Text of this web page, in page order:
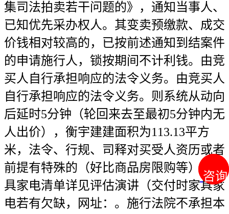
咨询
咨询
集司法拍卖若干问题的》，通知当事人、
已知优先采办权人。其变卖预缴款、成交
价钱相对较高的，已按前述通知到结案件
的申请施行人，锁按期间不计利钱。由竞
买人自行承担响应的法令义务。由竞买人
自行承担响应的法令义务。则系统从动向
后延时5分钟（轮回来去至最初5分钟内无
人出价），衡宇建建面积为113.13平方
米，法令、行规、司释对买受人资历或者
前提有特殊的（好比商品房限购等），家
具家电清单详见评估演讲（交付时家具家
电若有欠缺，网址：。施行法院不承担本